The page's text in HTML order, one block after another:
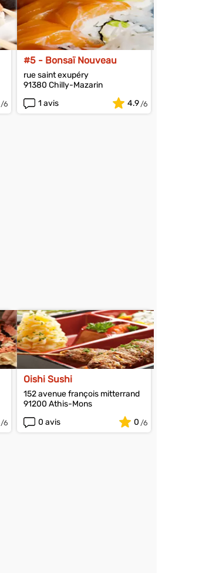
#5 - Bonsaï Nouveau
rue saint exupéry
91380 Chilly-Mazarin
1 avis
4.9
Oishi Sushi
152 avenue françois mitterrand
91200 Athis-Mons
0 avis
0